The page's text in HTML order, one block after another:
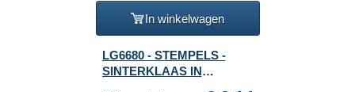
In winkelwagen
LG6680 - STEMPELS -
SINTERKLAAS IN